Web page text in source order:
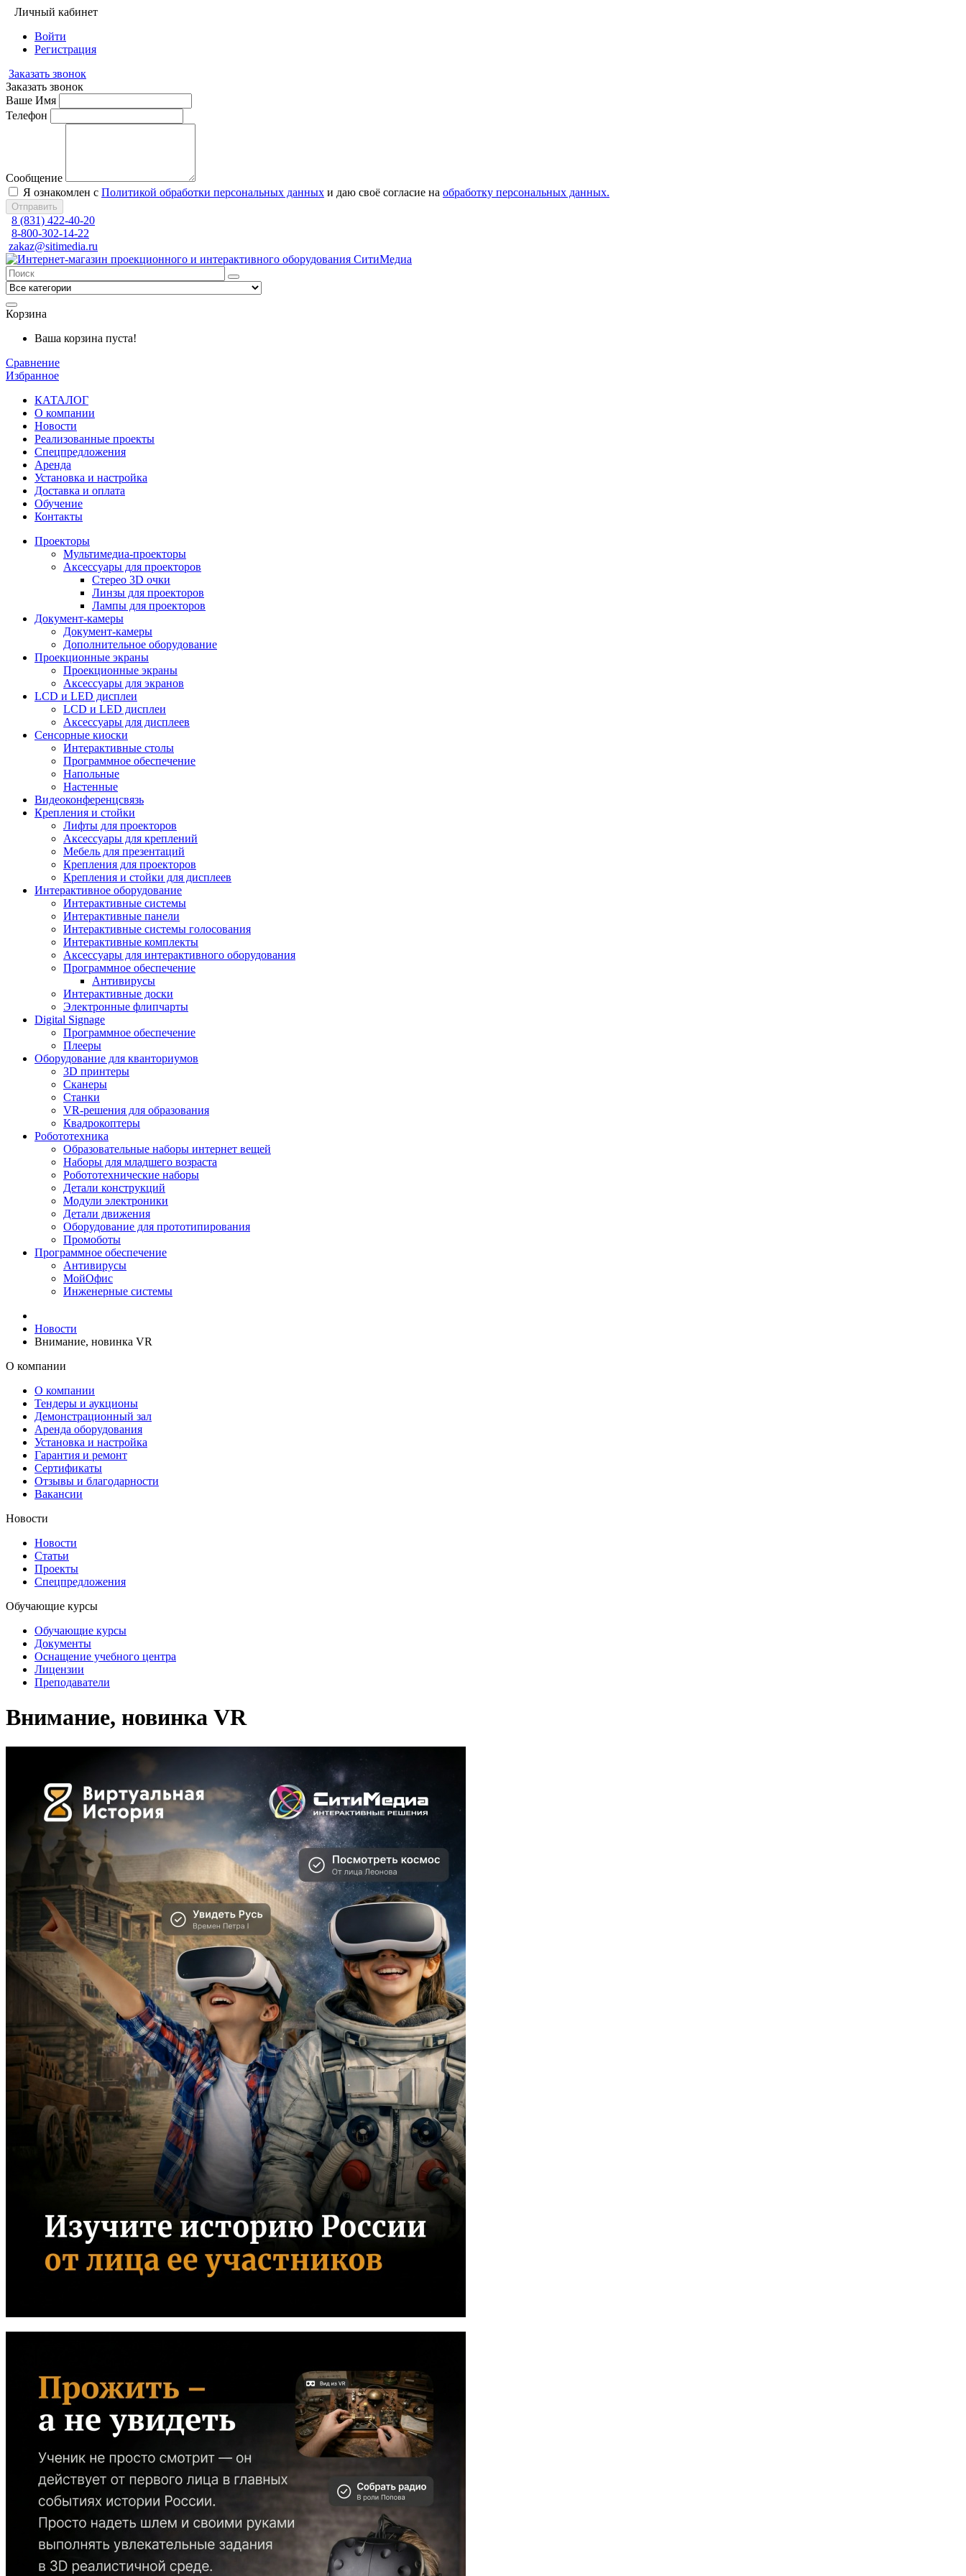
Личный кабинет
Войти
Регистрация
Заказать звонок
Заказать звонок
Ваше Имя
Телефон
Сообщение
Я ознакомлен с Политикой обработки персональных данных и даю своё согласие на обработку персональных данных.
Отправить
8 (831) 422-40-20
8-800-302-14-22
zakaz@sitimedia.ru
Корзина
Ваша корзина пуста!
Сравнение
Избранное
КАТАЛОГ
О компании
Новости
Реализованные проекты
Спецпредложения
Аренда
Установка и настройка
Доставка и оплата
Обучение
Контакты
Проекторы
Мультимедиа-проекторы
Аксессуары для проекторов
Стерео 3D очки
Линзы для проекторов
Лампы для проекторов
Документ-камеры
Документ-камеры
Дополнительное оборудование
Проекционные экраны
Проекционные экраны
Аксессуары для экранов
LCD и LED дисплеи
LCD и LED дисплеи
Аксессуары для дисплеев
Сенсорные киоски
Интерактивные столы
Программное обеспечение
Напольные
Настенные
Видеоконференцсвязь
Крепления и стойки
Лифты для проекторов
Аксессуары для креплений
Мебель для презентаций
Крепления для проекторов
Крепления и стойки для дисплеев
Интерактивное оборудование
Интерактивные системы
Интерактивные панели
Интерактивные системы голосования
Интерактивные комплекты
Аксессуары для интерактивного оборудования
Программное обеспечение
Антивирусы
Интерактивные доски
Электронные флипчарты
Digital Signage
Программное обеспечение
Плееры
Оборудование для кванториумов
3D принтеры
Сканеры
Станки
VR-решения для образования
Квадрокоптеры
Робототехника
Образовательные наборы интернет вещей
Наборы для младшего возраста
Робототехнические наборы
Детали конструкций
Модули электроники
Детали движения
Оборудование для прототипирования
Промоботы
Программное обеспечение
Антивирусы
МойОфис
Инженерные системы
Новости
Внимание, новинка VR
О компании
О компании
Тендеры и аукционы
Демонcтрационный зал
Аренда оборудования
Установка и настройка
Гарантия и ремонт
Сертификаты
Отзывы и благодарности
Вакансии
Новости
Новости
Статьи
Проекты
Спецпредложения
Обучающие курсы
Обучающие курсы
Документы
Оснащение учебного центра
Лицензии
Преподаватели
Внимание, новинка VR